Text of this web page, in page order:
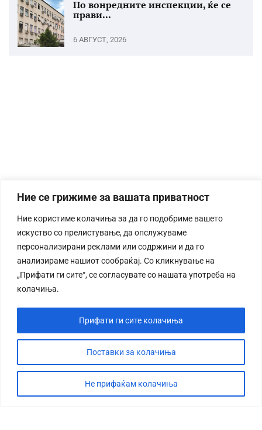
Ние се грижиме за вашата приватност
Ние користиме колачиња за да го подобриме вашето
искуство со прелистување, да опслужуваме
персонализирани реклами или содржини и да го
анализираме нашиот сообраќај. Со кликнување на
„Прифати ги сите“, се согласувате со нашата употреба на
колачиња.
Поставки за колачиња
Не прифаќам колачиња
Прифати ги сите колачиња
По вонредните инспекции, ќе се
прави...
6 АВГУСТ, 2026